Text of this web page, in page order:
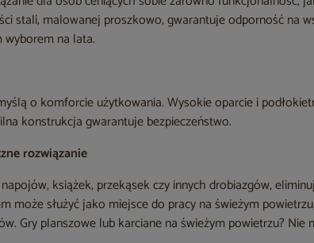
stali, malowanej proszkowo, gwarantuje odporność na
wyborem na lata.
o komforcie użytkowania. Wysokie oparcie i
konstrukcja gwarantuje bezpieczeństwo.
rozwiązanie
książek, przekąsek czy innych drobiazgów,
może służyć jako miejsce do pracy na świeżym powietrzu,
Gry planszowe lub karciane na świeżym powietrzu? Nie